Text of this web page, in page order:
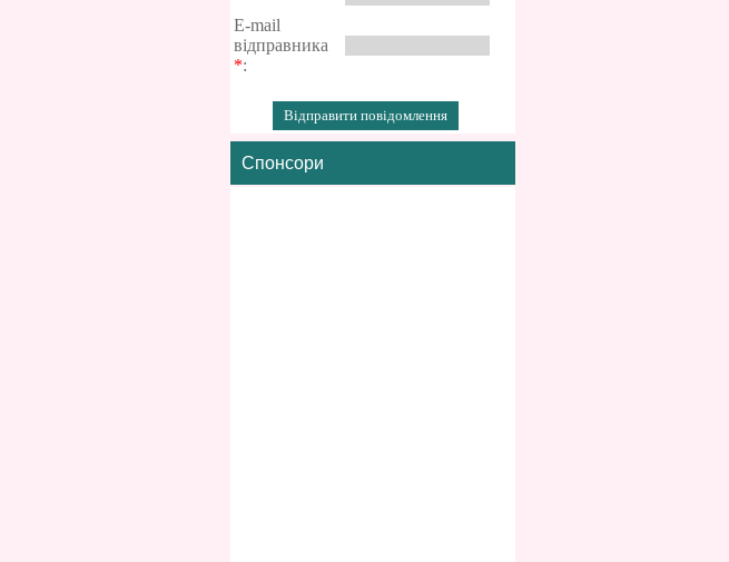
E-mail
відправника
*:
Спонсори